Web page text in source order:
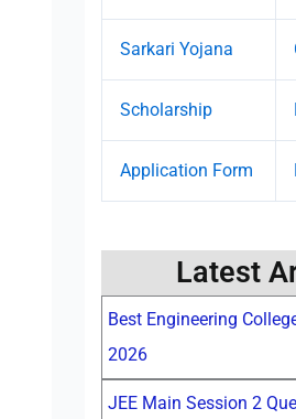
Sarkari Yojana
Scholarship
Application Form
Latest
Best Engineering
2026
JEE Main Session 2